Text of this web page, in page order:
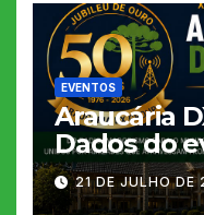
EVENTOS
Araucária
Dados do
21 DE JULHO DE